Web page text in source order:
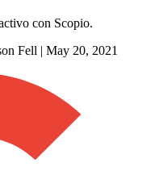
con Scopio.
Fell | May 20, 2021